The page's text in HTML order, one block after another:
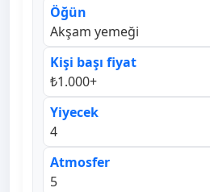
Öğün
Akşam yemeği
Kişi başı fiyat
₺1.000+
Yiyecek
4
Atmosfer
5